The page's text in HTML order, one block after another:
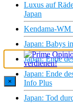
Luxus auf
Japan
Kendama-WM
Japan: Babys
Japan: Ende
Japan: Ende
Info Plus
Japan: Tod
×